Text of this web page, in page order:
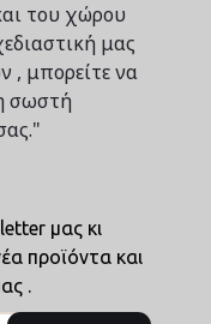
του χώρου
μας
, μπορείτε να
σωστή
μας κι
προϊόντα και
.